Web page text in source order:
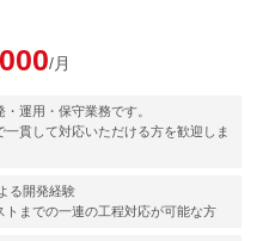
/月
運用・保守業務です。
貫して対応いただける方を歓迎しま
る開発経験
トまでの一連の工程対応が可能な方